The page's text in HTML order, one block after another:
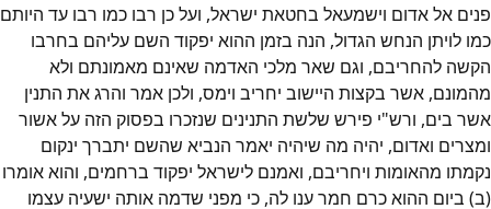
פנים אל אדום וישמעאל בחטאת ישראל, ועל כן רבו כמו רבו עד היותם
כמו לויתן הנחש הגדול, הנה בזמן ההוא יפקוד השם עליהם בחרבו
הקשה להחריבם, וגם שאר מלכי האדמה שאינם מאמונתם ולא
מהמונם, אשר בקצות היישוב יחריב וימס, ולכן אמר והרג את התנין
אשר בים, ורש"י פירש שלשת התנינים שנזכרו בפסוק הזה על אשור
ומצרים ואדום, יהיה מה שיהיה יאמר הנביא שהשם יתברך ינקום
נקמתו מהאומות ויחריבם, ואמנם לישראל יפקוד ברחמים, והוא אומרו
(ב) ביום ההוא כרם חמר ענו לה, כי מפני שדמה אותה ישעיה עצמו